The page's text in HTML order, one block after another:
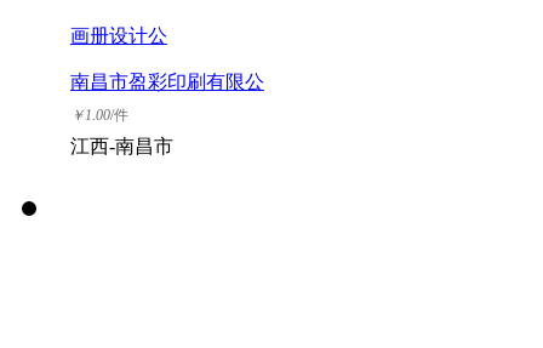
画册设计公
南昌市盈彩印刷有限公
司
￥1.00/件
江西-南昌市